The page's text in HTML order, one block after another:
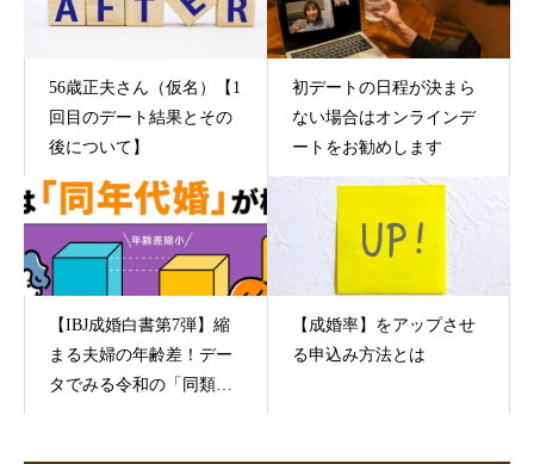
56歳正夫さん（仮名）【1
回目のデート結果とその
後について】
初デートの日程が決まら
ない場合はオンラインデ
ートをお勧めします
【IBJ成婚白書第7弾】縮
まる夫婦の年齢差！デー
タでみる令和の「同類
【成婚率】をアップさせ
る申込み方法とは